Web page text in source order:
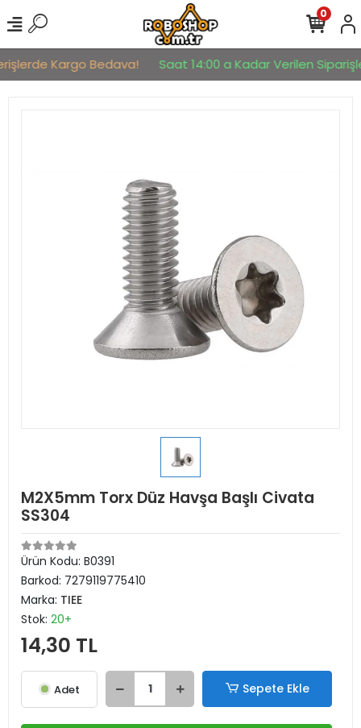
Kargo Bedava! Saat 14:00 a Kadar Verilen
0
M2X5mm Torx Düz Havşa Başlı Civata
SS304
Ürün Kodu: B0391
Barkod: 7279119775410
Marka: TIEE
Stok: 20+
14,30 TL
Adet Sepete Ekle